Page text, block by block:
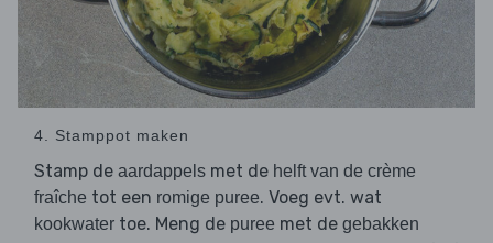
4. Stamppot maken
Stamp de aardappels met de helft van de crème
fraîche tot een romige puree. Voeg evt. wat
kookwater toe. Meng de puree met de gebakken